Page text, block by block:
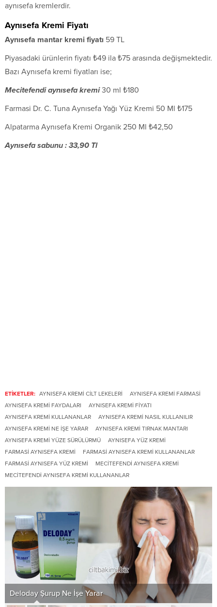
aynısefa kremlerdir.
Aynısefa Kremi Fiyatı
Aynısefa mantar kremi fiyatı 59 TL
Piyasadaki ürünlerin fiyatı ₺49 ila ₺75 arasında değişmektedir.
Bazı Aynısefa kremi fiyatları ise;
Mecitefendi aynısefa kremi30 ml ₺180
Farmasi Dr. C. Tuna Aynısefa Yağı Yüz Kremi 50 Ml ₺175
Alpatarma Aynısefa Kremi Organik 250 Ml ₺42,50
Aynısefa sabunu : 33,90 Tl
ETİKETLER: AYNISEFA KREMI CILT LEKELERI
AYNISEFA KREMI FARMASI
AYNISEFA KREMI FAYDALARI
AYNISEFA KREMI FIYATI
AYNISEFA KREMI KULLANANLAR
AYNISEFA KREMI NASIL KULLANILIR
AYNISEFA KREMI NE IŞE YARAR
AYNISEFA KREMI TIRNAK MANTARI
AYNISEFA KREMI YÜZE SÜRÜLÜRMÜ
AYNISEFA YÜZ KREMI
FARMASI AYNISEFA KREMI
FARMASI AYNISEFA KREMI KULLANANLAR
FARMASI AYNISEFA YÜZ KREMI
MECITEFENDI AYNISEFA KREMI
MECITEFENDI AYNISEFA KREMI KULLANANLAR
Deloday Şurup Ne İşe Yarar